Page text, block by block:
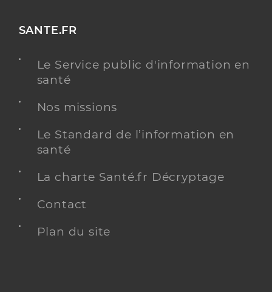
SANTE.FR
Le Service public d'information en
santé
Nos missions
Le Standard de l’information en
santé
La charte Santé.fr Décryptage
Contact
Plan du site